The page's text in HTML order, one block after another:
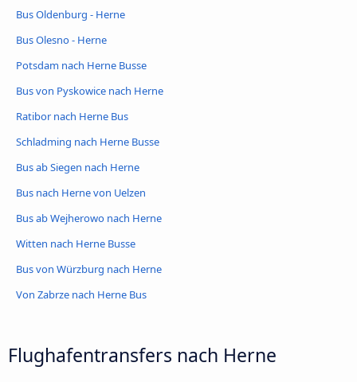
Bus Oldenburg - Herne
Bus Olesno - Herne
Potsdam nach Herne Busse
Bus von Pyskowice nach Herne
Ratibor nach Herne Bus
Schladming nach Herne Busse
Bus ab Siegen nach Herne
Bus nach Herne von Uelzen
Bus ab Wejherowo nach Herne
Witten nach Herne Busse
Bus von Würzburg nach Herne
Von Zabrze nach Herne Bus
Flughafentransfers nach Herne